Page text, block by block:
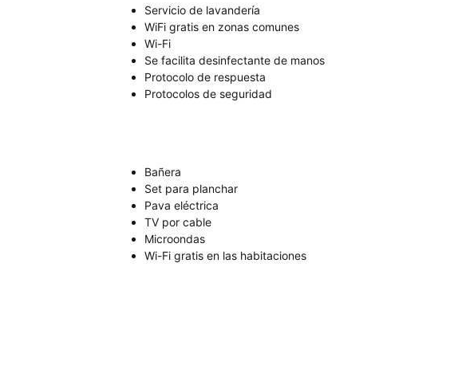
Servicio de lavandería
WiFi gratis en zonas comunes
Wi-Fi
Se facilita desinfectante de manos
Protocolo de respuesta
Protocolos de seguridad
Bañera
Set para planchar
Pava eléctrica
TV por cable
Microondas
Wi-Fi gratis en las habitaciones